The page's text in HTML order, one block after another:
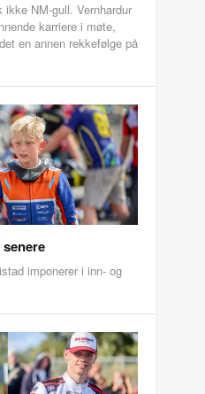
NM-gull. Vernhardur
karriere i møte,
en annen rekkefølge på
imponerer i inn- og